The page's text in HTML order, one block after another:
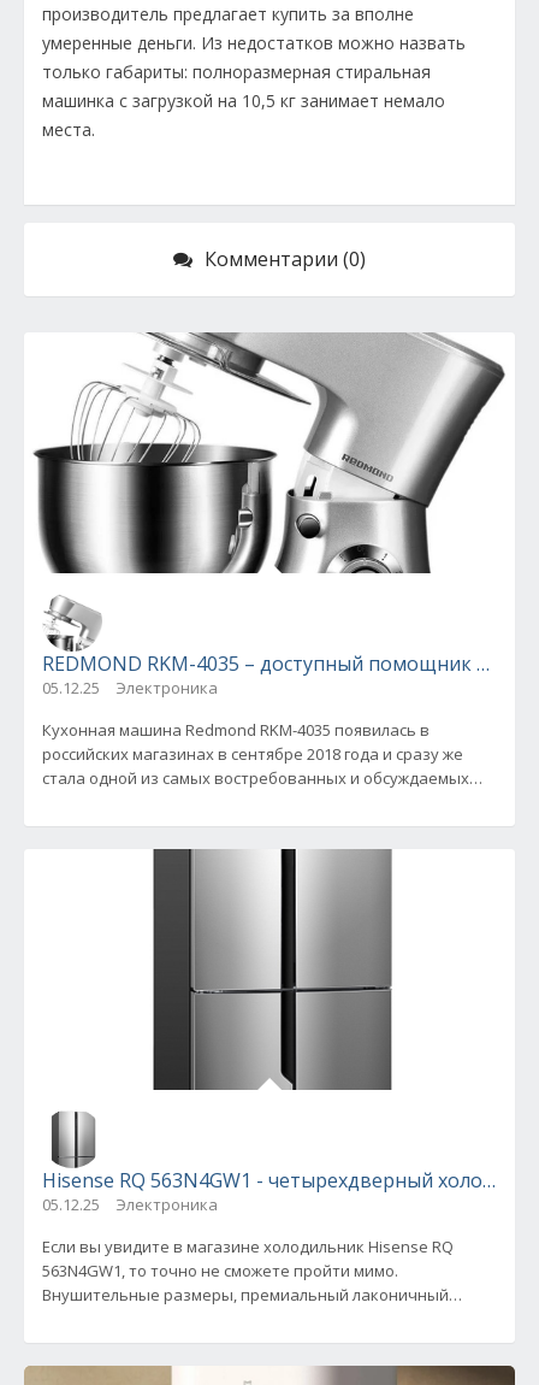
производитель предлагает купить за вполне
умеренные деньги. Из недостатков можно назвать
только габариты: полноразмерная стиральная
машинка с загрузкой на 10,5 кг занимает немало
места.
Комментарии (0)
REDMOND RKM-4035 – доступный помощник на
05.12.25
Электроника
Кухонная машина Redmond RKM-4035 появилась в
российских магазинах в сентябре 2018 года и сразу же
стала одной из самых востребованных и обсуждаемых
Hisense RQ 563N4GW1 - четырехдверный
05.12.25
Электроника
Если вы увидите в магазине холодильник Hisense RQ
563N4GW1, то точно не сможете пройти мимо.
Внушительные размеры, премиальный лаконичный